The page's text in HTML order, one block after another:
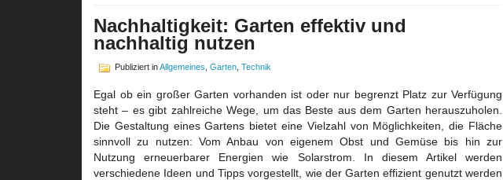
Nachhaltigkeit: Garten effektiv und
nachhaltig nutzen
Publiziert inAllgemeines Garten Technik
Egal ob ein großer Garten vorhanden ist oder nur begrenzt Platz zur Verfügung
steht – es gibt zahlreiche Wege, um das Beste aus dem Garten herauszuholen.
Die Gestaltung eines Gartens bietet eine Vielzahl von Möglichkeiten, die Fläche
sinnvoll zu nutzen: Vom Anbau von eigenem Obst und Gemüse bis hin zur
Nutzung erneuerbarer Energien wie Solarstrom. In diesem Artikel werden
verschiedene Ideen und Tipps vorgestellt, wie der Garten effizient genutzt werden